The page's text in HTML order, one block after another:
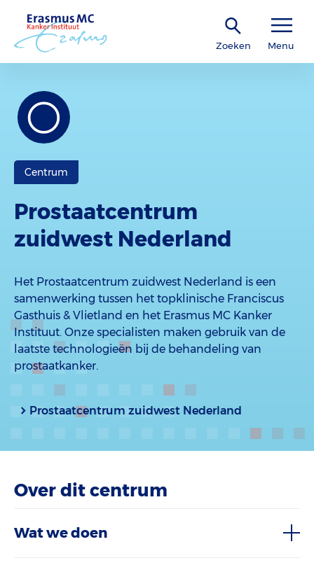
Zoeken Menu
Centrum
Prostaatcentrum
zuidwest Nederland
Het Prostaatcentrum zuidwest Nederland is een
samenwerking tussen het topklinische Franciscus
Gasthuis & Vlietland en het Erasmus MC Kanker
Instituut. Onze specialisten maken gebruik van de
laatste technologieën bij de behandeling van
prostaatkanker.
Prostaatcentrum zuidwest Nederland
Over dit centrum
Wat we doen